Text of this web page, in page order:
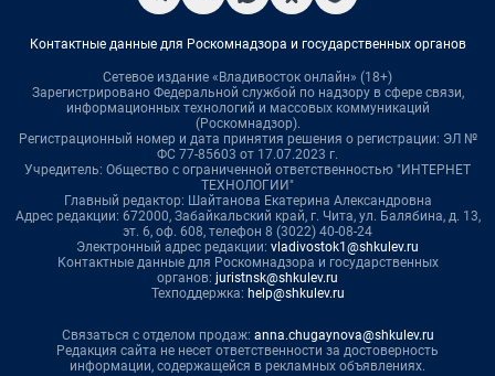
Контактные данные для Роскомнадзора и государственных органов
Сетевое издание «Владивосток онлайн» (18+)
Зарегистрировано Федеральной службой по надзору в сфере связи,
информационных технологий и массовых коммуникаций
(Роскомнадзор).
Регистрационный номер и дата принятия решения о регистрации: ЭЛ №
ФС 77-85603 от 17.07.2023 г.
Учредитель: Общество с ограниченной ответственностью "ИНТЕРНЕТ
ТЕХНОЛОГИИ"
Главный редактор: Шайтанова Екатерина Александровна
Адрес редакции: 672000, Забайкальский край, г. Чита, ул. Балябина, д. 13,
эт. 6, оф. 608, телефон 8 (3022) 40-08-24
Электронный адрес редакции: vladivostok1@shkulev.ru
Контактные данные для Роскомнадзора и государственных
органов: juristnsk@shkulev.ru
Техподдержка: help@shkulev.ru
Связаться с отделом продаж: anna.chugaynova@shkulev.ru
Редакция сайта не несет ответственности за достоверность
информации, содержащейся в рекламных объявлениях.